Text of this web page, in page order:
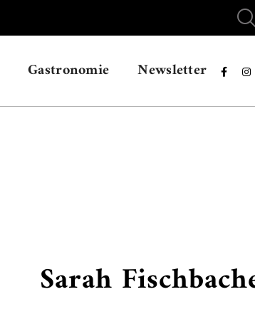
Gastronomie Newsletter  
Sarah